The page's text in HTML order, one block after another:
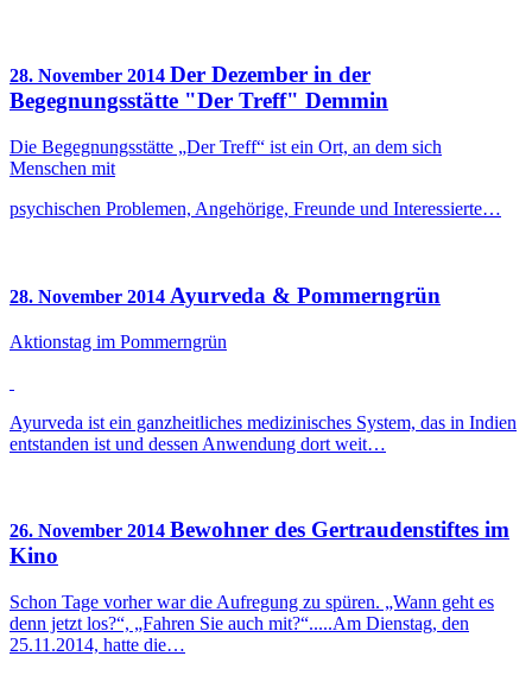
28. November 2014 Der Dezember in der
Begegnungsstätte "Der Treff" Demmin
Die Begegnungsstätte „Der Treff“ ist ein Ort, an dem sich
Menschen mit
psychischen Problemen, Angehörige, Freunde und Interessierte…
28. November 2014 Ayurveda & Pommerngrün
Aktionstag im Pommerngrün
Ayurveda ist ein ganzheitliches medizinisches System, das in Indien
entstanden ist und dessen Anwendung dort weit…
26. November 2014 Bewohner des Gertraudenstiftes im
Kino
Schon Tage vorher war die Aufregung zu spüren. „Wann geht es
denn jetzt los?“, „Fahren Sie auch mit?“.....Am Dienstag, den
25.11.2014, hatte die…